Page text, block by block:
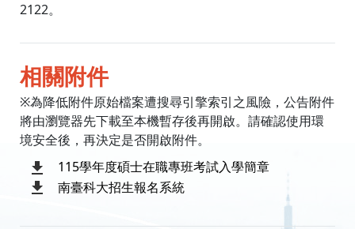
2122。
相關附件
※為降低附件原始檔案遭搜尋引擎索引之風險，公告附件
將由瀏覽器先下載至本機暫存後再開啟。請確認使用環
境安全後，再決定是否開啟附件。
115學年度碩士在職專班考試入學簡章
南臺科大招生報名系統